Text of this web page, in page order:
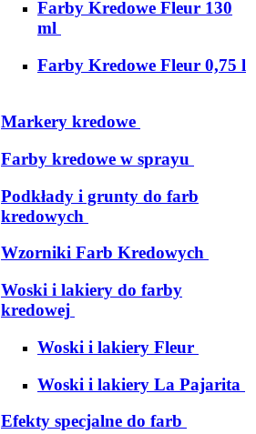
Farby Kredowe Fleur 130
ml
Farby Kredowe Fleur 0,75 l
Markery kredowe
Farby kredowe w sprayu
Podkłady i grunty do farb
kredowych
Wzorniki Farb Kredowych
Woski i lakiery do farby
kredowej
Woski i lakiery Fleur
Woski i lakiery La Pajarita
Efekty specjalne do farb